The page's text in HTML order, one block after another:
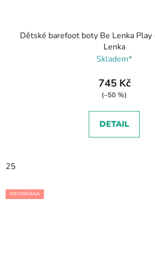
Dětské barefoot boty Be Lenka Play
Lenka
Skladem*
745 Kč
(–50 %)
DETAIL
25
MEMBRÁNA